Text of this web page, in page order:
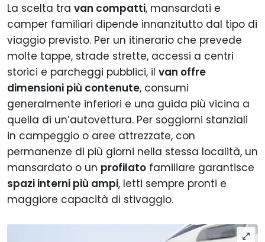
La scelta tra van compatti, mansardati e
camper familiari dipende innanzitutto dal tipo di
viaggio previsto. Per un itinerario che prevede
molte tappe, strade strette, accessi a centri
storici e parcheggi pubblici, il van offre
dimensioni più contenute, consumi
generalmente inferiori e una guida più vicina a
quella di un’autovettura. Per soggiorni stanziali
in campeggio o aree attrezzate, con
permanenze di più giorni nella stessa località, un
mansardato o un profilato familiare garantisce
spazi interni più ampi, letti sempre pronti e
maggiore capacità di stivaggio.